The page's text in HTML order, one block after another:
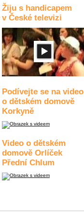
Žiju s handicapem
v České televizi
Podívejte se na video
o dětském domově
Korkyně
Video o dětském
domově Orlíček
Přední Chlum